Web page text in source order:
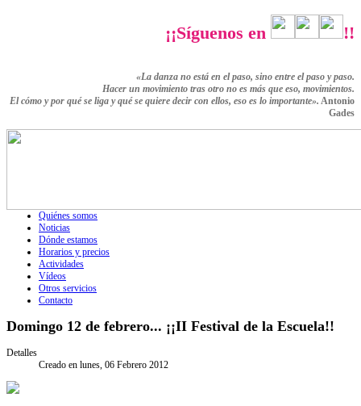
¡¡Síguenos en !!
«La danza no está en el paso, sino entre el paso y paso.
Hacer un movimiento tras otro no es más que eso, movimientos.
El cómo y por qué se liga y qué se quiere decir con ellos, eso es lo importante». Antonio
Gades
Quiénes somos
Noticias
Dónde estamos
Horarios y precios
Actividades
Vídeos
Otros servicios
Contacto
Domingo 12 de febrero... ¡¡II Festival de la Escuela!!
Detalles
Creado en lunes, 06 Febrero 2012